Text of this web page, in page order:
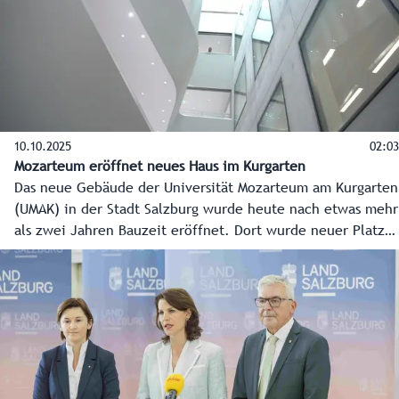
10.10.2025 02:03
Mozarteum eröffnet neues Haus im Kurgarten
Das neue Gebäude der Universität Mozarteum am Kurgarten
(UMAK) in der Stadt Salzburg wurde heute nach etwas mehr
als zwei Jahren Bauzeit eröffnet. Dort wurde neuer Platz
geschaffen für Unterricht, Proben, Forschung, Entwicklung
und Digitalisierung. Insgesamt wurden rund 25 Millionen
Euro investiert, das Land Salzburg unterstützte mit 3,7
Millionen Euro.